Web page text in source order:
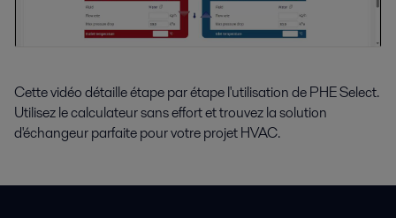
Cette vidéo détaille étape par étape l'utilisation de PHE Select.
Utilisez le calculateur sans effort et trouvez la solution
d'échangeur parfaite pour votre projet HVAC.